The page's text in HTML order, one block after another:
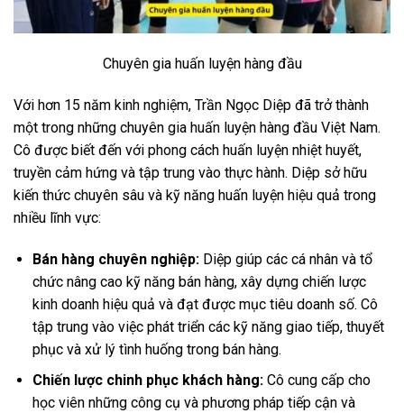
Chuyên gia huấn luyện hàng đầu
Với hơn 15 năm kinh nghiệm, Trần Ngọc Diệp đã trở thành
một trong những chuyên gia huấn luyện hàng đầu Việt Nam.
Cô được biết đến với phong cách huấn luyện nhiệt huyết,
truyền cảm hứng và tập trung vào thực hành. Diệp sở hữu
kiến thức chuyên sâu và kỹ năng huấn luyện hiệu quả trong
nhiều lĩnh vực:
Bán hàng chuyên nghiệp:Diệp giúp các cá nhân và tổ
chức nâng cao kỹ năng bán hàng, xây dựng chiến lược
kinh doanh hiệu quả và đạt được mục tiêu doanh số. Cô
tập trung vào việc phát triển các kỹ năng giao tiếp, thuyết
phục và xử lý tình huống trong bán hàng.
Chiến lược chinh phục khách hàng:Cô cung cấp cho
học viên những công cụ và phương pháp tiếp cận và